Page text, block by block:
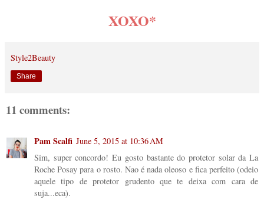
XOXO*
Style2Beauty
Share
11 comments:
Pam Scalfi June 5, 2015 at 10:36 AM
Sim, super concordo! Eu gosto bastante do protetor solar da La
Roche Posay para o rosto. Nao é nada oleoso e fica perfeito (odeio
aquele tipo de protetor grudento que te deixa com cara de
suja...eca).